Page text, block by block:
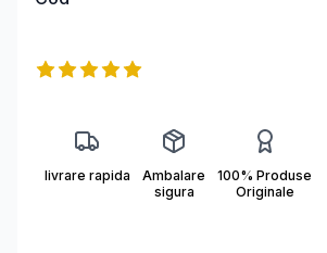
Informații produs
Reviews
5out of 5 stars
livrare rapida
Ambalare
sigura
100% Produse
Originale